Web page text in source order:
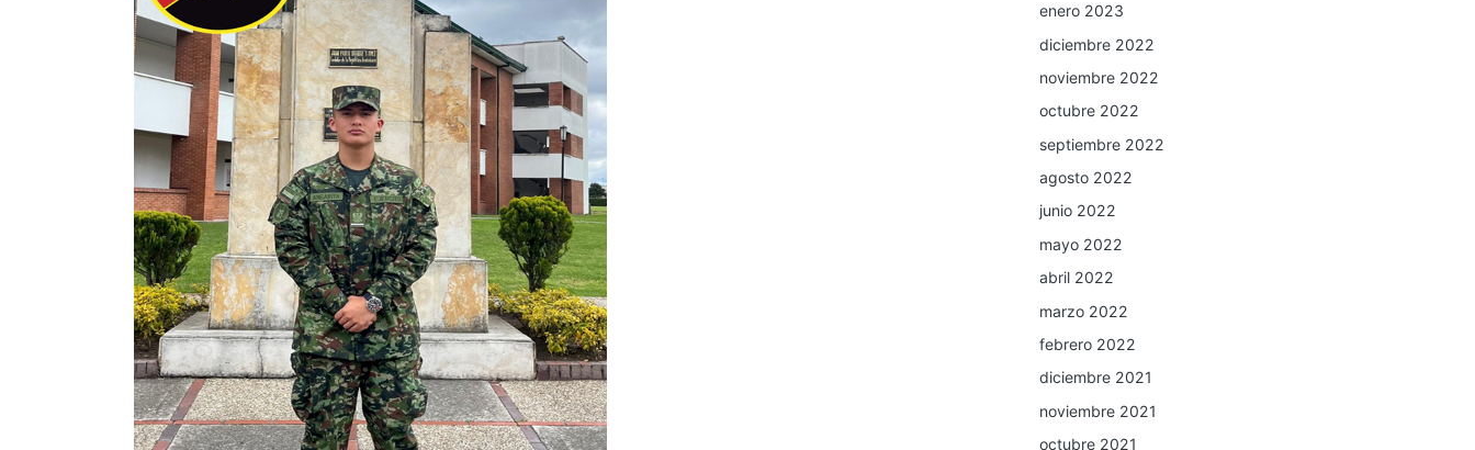
enero 2023
diciembre 2022
noviembre 2022
octubre 2022
septiembre 2022
agosto 2022
junio 2022
mayo 2022
abril 2022
marzo 2022
febrero 2022
diciembre 2021
noviembre 2021
octubre 2021